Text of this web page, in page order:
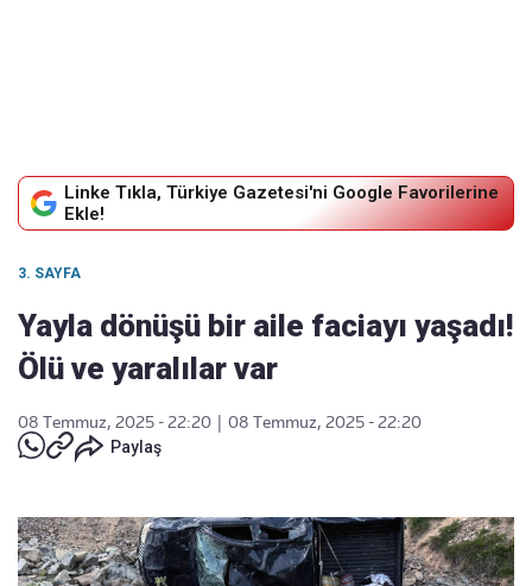
Linke Tıkla, Türkiye Gazetesi'ni Google Favorilerine
Ekle!
3. SAYFA
Yayla dönüşü bir aile faciayı yaşadı!
Ölü ve yaralılar var
08 Temmuz, 2025 - 22:20
08 Temmuz, 2025 - 22:20
Paylaş